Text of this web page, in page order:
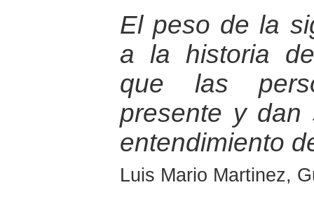
El peso de la
a la historia
que las
presente y
entendimiento
Luis Mario Martinez,